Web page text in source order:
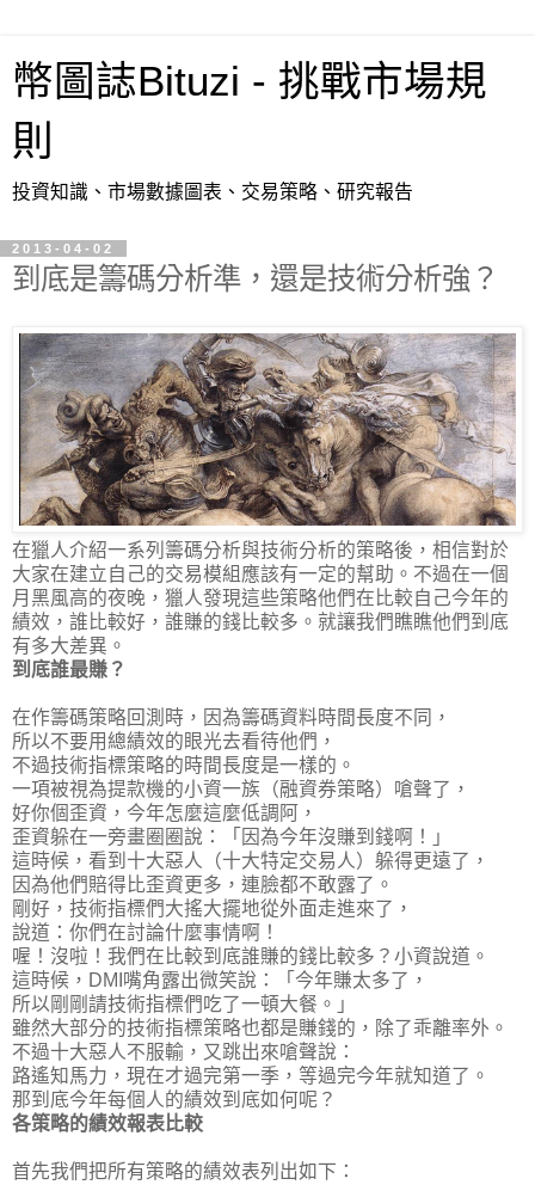
幣圖誌Bituzi - 挑戰市場規
則
投資知識、市場數據圖表、交易策略、研究報告
2013-04-02
到底是籌碼分析準，還是技術分析強？
在獵人介紹一系列籌碼分析與技術分析的策略後，相信對於
大家在建立自己的交易模組應該有一定的幫助。不過在一個
月黑風高的夜晚，獵人發現這些策略他們在比較自己今年的
績效，誰比較好，誰賺的錢比較多。就讓我們瞧瞧他們到底
有多大差異。
到底誰最賺？
在作籌碼策略回測時，因為籌碼資料時間長度不同，
所以不要用總績效的眼光去看待他們，
不過技術指標策略的時間長度是一樣的。
一項被視為提款機的小資一族（融資券策略）嗆聲了，
好你個歪資，今年怎麼這麼低調阿，
歪資躲在一旁畫圈圈說：「因為今年沒賺到錢啊！」
這時候，看到十大惡人（十大特定交易人）躲得更遠了，
因為他們賠得比歪資更多，連臉都不敢露了。
剛好，技術指標們大搖大擺地從外面走進來了，
說道：你們在討論什麼事情啊！
喔！沒啦！我們在比較到底誰賺的錢比較多？小資說道。
這時候，DMI嘴角露出微笑說：「今年賺太多了，
所以剛剛請技術指標們吃了一頓大餐。」
雖然大部分的技術指標策略也都是賺錢的，除了乖離率外。
不過十大惡人不服輸，又跳出來嗆聲說：
路遙知馬力，現在才過完第一季，等過完今年就知道了。
那到底今年每個人的績效到底如何呢？
各策略的績效報表比較
首先我們把所有策略的績效表列出如下：